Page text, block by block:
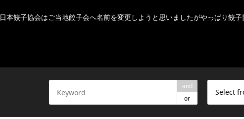
日本餃子協会はご当地餃子会へ名前を変更しようと思いましたがやっぱり餃
and
or
Select